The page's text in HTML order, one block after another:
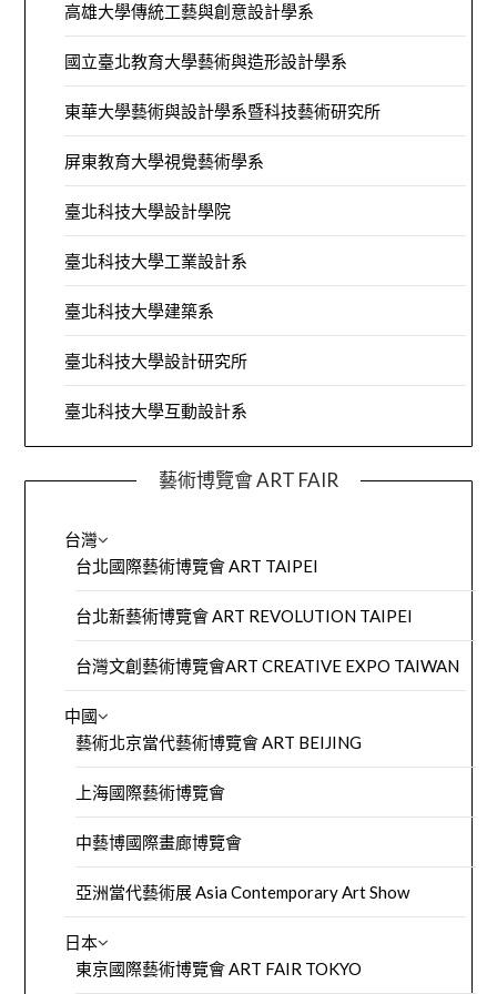
高雄大學傳統工藝與創意設計學系
國立臺北教育大學藝術與造形設計學系
東華大學藝術與設計學系暨科技藝術研究所
屏東教育大學視覺藝術學系
臺北科技大學設計學院
臺北科技大學工業設計系
臺北科技大學建築系
臺北科技大學設計研究所
臺北科技大學互動設計系
藝術博覽會 ART FAIR
台灣
台北國際藝術博覽會 ART TAIPEI
台北新藝術博覽會 ART REVOLUTION TAIPEI
台灣文創藝術博覽會ART CREATIVE EXPO TAIWAN
中國
藝術北京當代藝術博覽會 ART BEIJING
上海國際藝術博覽會
中藝博國際畫廊博覽會
亞洲當代藝術展 Asia Contemporary Art Show
日本
東京國際藝術博覽會 ART FAIR TOKYO